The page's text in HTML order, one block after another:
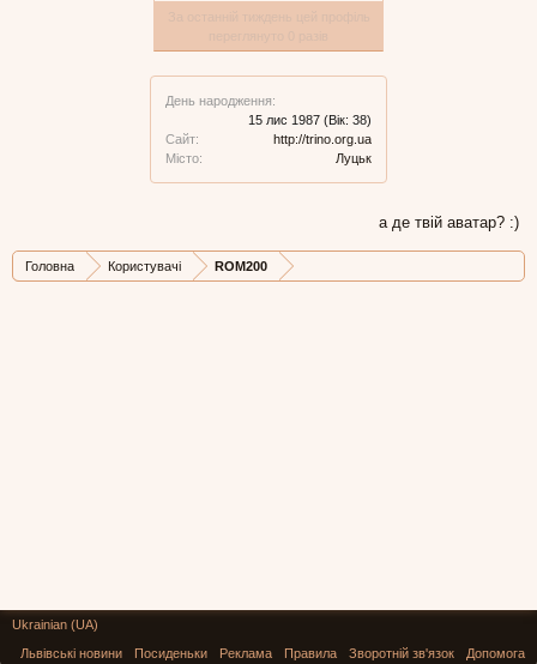
День народження:
15 лис 1987 (Вік: 38)
Сайт:
http://trino.org.ua
Місто:
Луцьк
а де твій аватар? :)
Головна Користувачі ROM200
Ukrainian (UA)
Львівські новини
Посиденьки Реклама Правила Зворотній зв'язок Допомога